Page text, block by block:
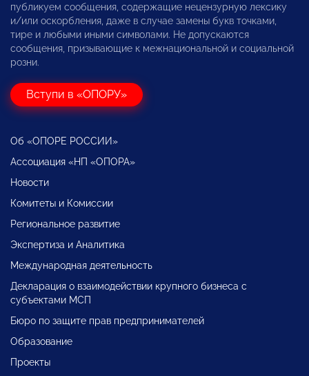
публикуем сообщения, содержащие нецензурную лексику
и/или оскорбления, даже в случае замены букв точками,
тире и любыми иными символами. Не допускаются
сообщения, призывающие к межнациональной и социальной
розни.
Вступи в «ОПОРУ»
Об «ОПОРЕ РОССИИ»
Ассоциация «НП «ОПОРА»
Новости
Комитеты и Комиссии
Региональное развитие
Экспертиза и Аналитика
Международная деятельность
Декларация о взаимодействии крупного бизнеса с
субъектами МСП
Бюро по защите прав предпринимателей
Образование
Проекты